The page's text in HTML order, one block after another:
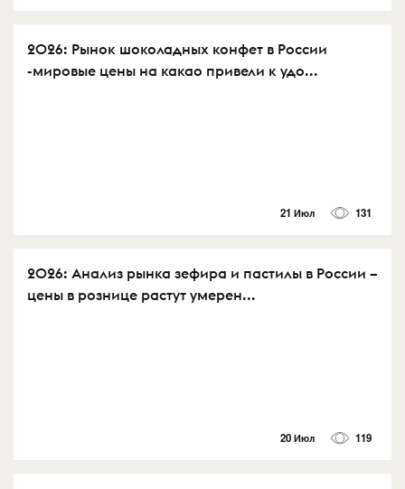
2026: Рынок шоколадных конфет в России
-мировые цены на какао привели к удо...
21 Июл 131
2026: Анализ рынка зефира и пастилы в России –
цены в рознице растут умерен...
20 Июл 119